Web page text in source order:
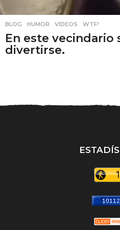
BLOG ,HUMOR ,VIDEOS ,WTF!
En este vecindario
divertirse.